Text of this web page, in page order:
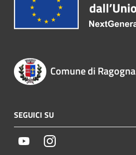
Comune di Ragogna
SEGUICI SU
YoutubeInstagram